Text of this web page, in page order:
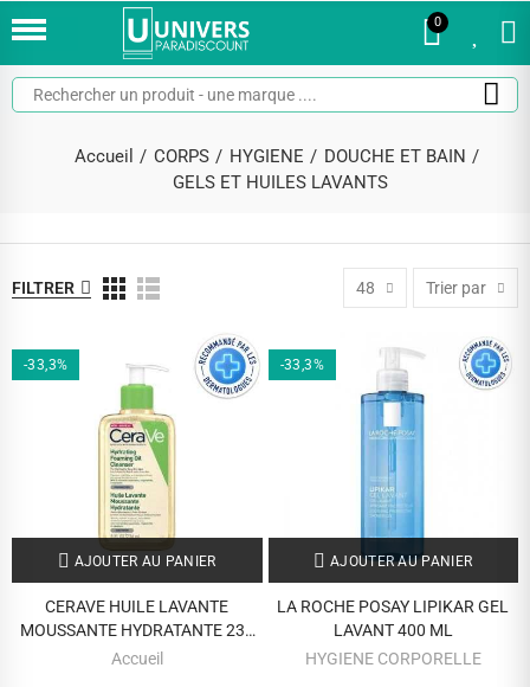
0
Accueil CORPS HYGIENE
DOUCHE ET BAIN
GELS ET HUILES LAVANTS
FILTRER 48 Trier par
-33,3%
AJOUTER AU PANIER
CERAVE HUILE LAVANTE
MOUSSANTE HYDRATANTE 236
ML
Accueil
-33,3%
AJOUTER AU PANIER
LA ROCHE POSAY LIPIKAR GEL
LAVANT 400 ML
HYGIENE CORPORELLE